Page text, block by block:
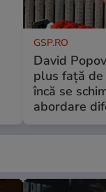
GSP.RO
David
plus față de
încă se
abordare